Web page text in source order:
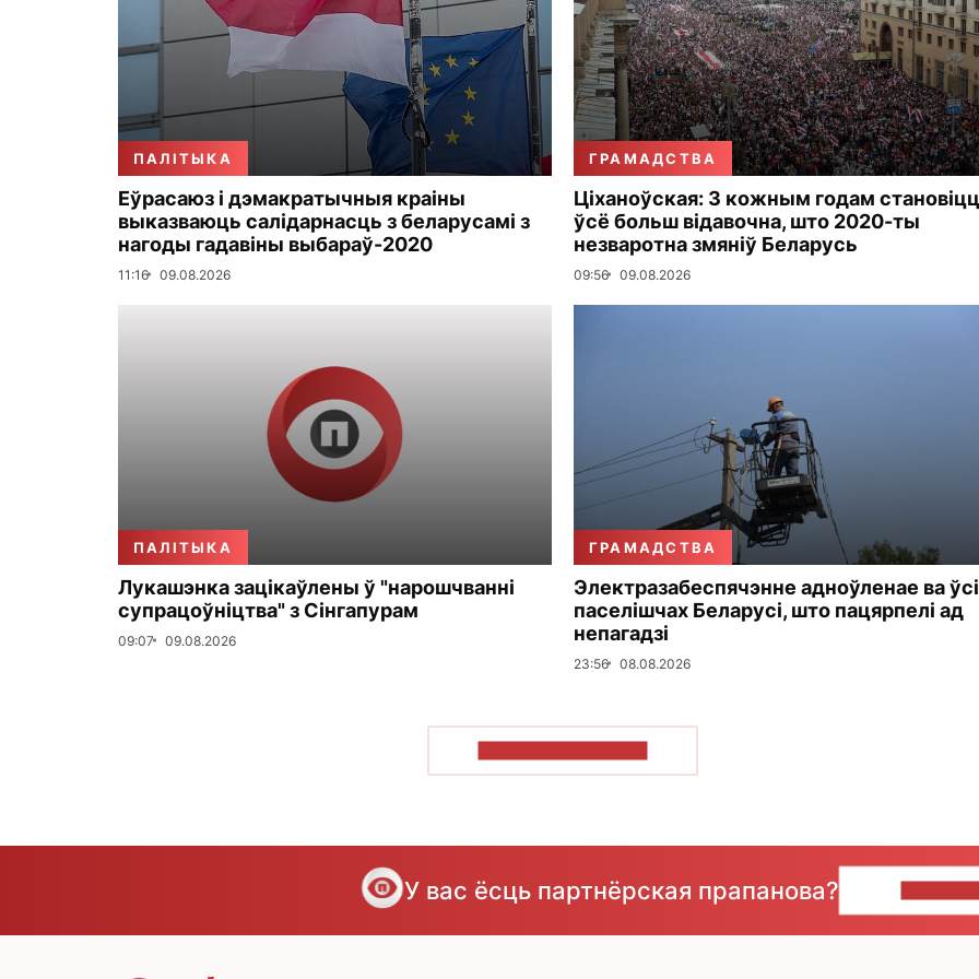
ПАЛІТЫКА
Еўрасаюз і дэмакратычныя краіны
выказваюць салідарнасць з беларусамі з
нагоды гадавіны выбараў-2020
11:16 09.08.2026
ГРАМАДСТВА
Ціханоўская: З кожным годам
ўсё больш відавочна, што 2020-ты
незваротна змяніў Беларусь
09:56 09.08.2026
ПАЛІТЫКА
Лукашэнка зацікаўлены ў "нарошчванні
супрацоўніцтва" з Сінгапурам
09:07 09.08.2026
ГРАМАДСТВА
Электразабеспячэнне адноўленае ва
паселішчах Беларусі, што пацярпелі ад
непагадзі
23:56 08.08.2026
У вас ёсць партнёрская прапанова?